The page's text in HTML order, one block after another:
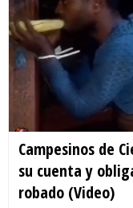
Campesinos de
su cuenta y
robado (Video)